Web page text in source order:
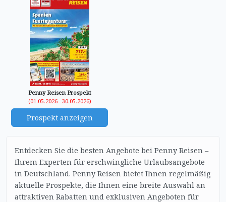
Penny Reisen Prospekt
(01.05.2026 - 30.05.2026)
Prospekt anzeigen
Entdecken Sie die besten Angebote bei Penny Reisen –
Ihrem Experten für erschwingliche Urlaubsangebote
in Deutschland. Penny Reisen bietet Ihnen regelmäßig
aktuelle Prospekte, die Ihnen eine breite Auswahl an
attraktiven Rabatten und exklusiven Angeboten für